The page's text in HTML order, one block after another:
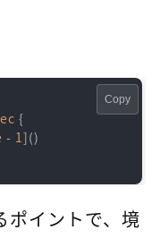
{
- 1 ]()
Copy
ポイントで、境